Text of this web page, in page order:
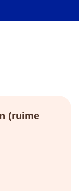
(ruime